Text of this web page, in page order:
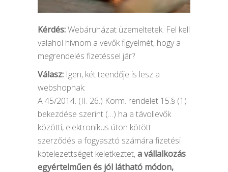
Kérdés:Webáruházat üzemeltetek. Fel kell
valahol hívnom a vevők figyelmét, hogy a
megrendelés fizetéssel jár?
Válasz: Igen, két teendője is lesz a
webshopnak:
A 45/2014. (II. 26.) Korm. rendelet 15.§ (1)
bekezdése szerint (…) ha a távollevők
közötti, elektronikus úton kötött
szerződés a fogyasztó számára fizetési
kötelezettséget keletkeztet,a vállalkozás
egyértelműen és jól látható módon,